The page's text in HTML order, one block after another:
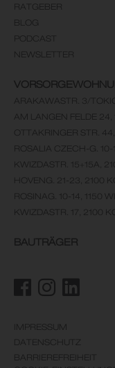
RATGEBER
BLOG
PODCAST
NEWSLETTER
ARAKAWASTR. 3/
AM LANGEN FELDE 24,
OTTAKRINGER STR. 44,
ROSALIA CZECH-G.
KWIZDASTR. 15+15A,
HOVENG. 21-23, 2100
ROSINAG. 10-14, 1150
KWIZDASTR. 17, 2100
BAUTRÄGER
IMPRESSUM
DATENSCHUTZ
BARRIEREFREIHEIT